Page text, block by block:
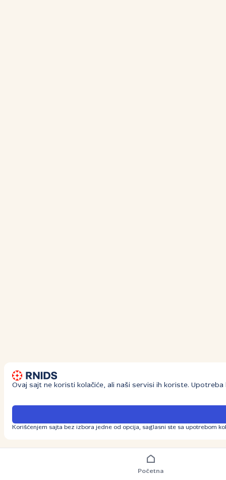
Početna
Ovaj sajt ne koristi kolačiće, ali naši servisi ih koriste. Upotreba
Korišćenjem sajta bez izbora jedne od opcija, saglasni ste sa upotrebom